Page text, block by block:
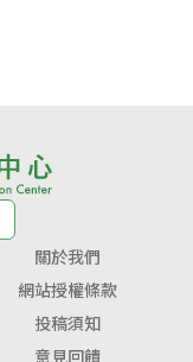
關於我們
網站授權條款
投稿須知
意見回饋